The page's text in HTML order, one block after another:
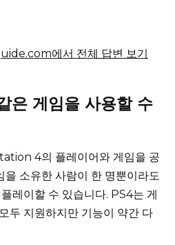
에서 전체 답변 보기
은 게임을 사용할 수
4의 플레이어와 게임을 공
을 소유한 사람이 한 명뿐이라도
레이할 수 있습니다. PS4는 게
두 지원하지만 기능이 약간 다